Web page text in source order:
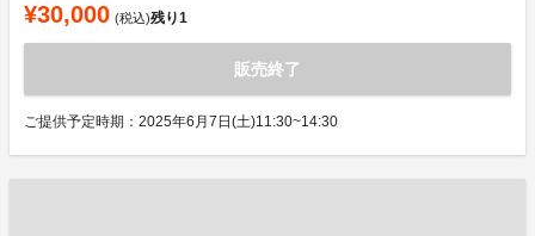
¥30,000 (税込)残り1
販売終了
ご提供予定時期：2025年6月7日(土)11:30~14:30